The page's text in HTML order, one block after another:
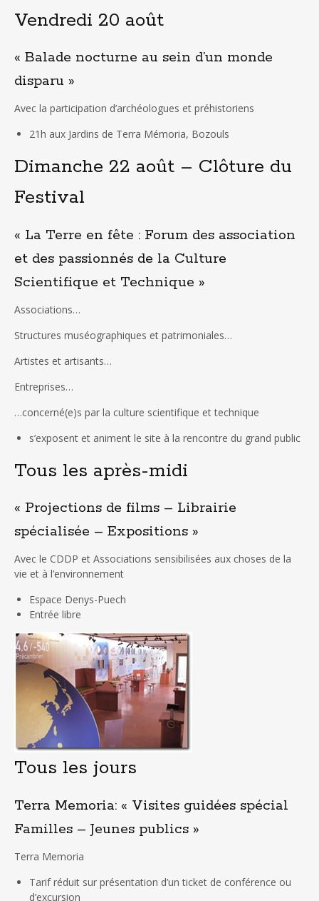
Vendredi 20 août
« Balade nocturne au sein d’un monde
disparu »
Avec la participation d’archéologues et préhistoriens
21h aux Jardins de Terra Mémoria, Bozouls
Dimanche 22 août – Clôture du
Festival
« La Terre en fête : Forum des association
et des passionnés de la Culture
Scientifique et Technique »
Associations…
Structures muséographiques et patrimoniales…
Artistes et artisants…
Entreprises…
…concerné(e)s par la culture scientifique et technique
s’exposent et animent le site à la rencontre du grand public
Tous les après-midi
« Projections de films – Librairie
spécialisée – Expositions »
Avec le CDDP et Associations sensibilisées aux choses de la
vie et à l’environnement
Espace Denys-Puech
Entrée libre
Tous les jours
Terra Memoria: « Visites guidées spécial
Familles – Jeunes publics »
Terra Memoria
Tarif réduit sur présentation d’un ticket de conférence ou
d’excursion